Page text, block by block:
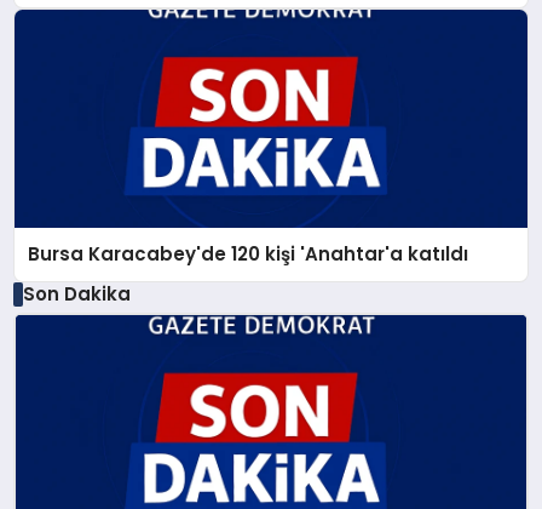
Bursa Karacabey'de 120 kişi 'Anahtar'a katıldı
Son Dakika